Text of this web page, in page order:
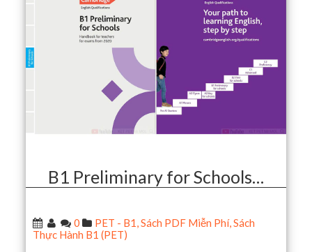
B1 Preliminary for Schools…
0 PET - B1,Sách PDF Miễn Phí,Sách
Thực Hành B1 (PET)